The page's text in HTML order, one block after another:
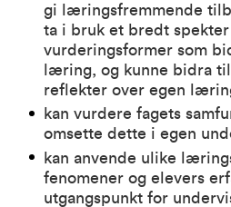
gi læringsfremmende
ta i bruk et bredt spekter
vurderingsformer som
læring, og kunne bidra
reflekter over egen
kan vurdere fagets
omsette dette i egen
kan anvende ulike
fenomener og elevers
utgangspunkt for